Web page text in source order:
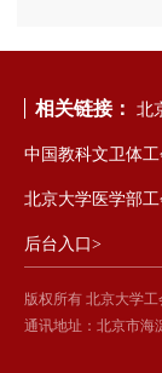
相关链接： 北
中国教科文卫体工
北京大学医学部工
后台入口>
版权所有 北京大学工
通讯地址：北京市海